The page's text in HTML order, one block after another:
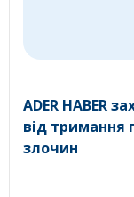
ADER HABER
від тримання
злочин